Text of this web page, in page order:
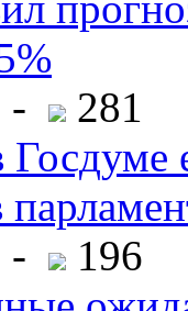
-
281
-
196